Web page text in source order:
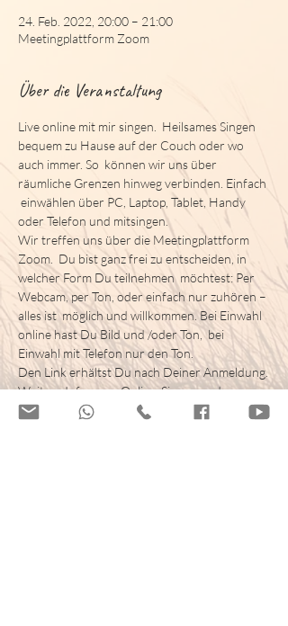
24. Feb. 2022, 20:00 – 21:00
Meetingplattform Zoom
Über die Veranstaltung
Live online mit mir singen.  Heilsames Singen
bequem zu Hause auf der Couch oder wo
auch immer. So  können wir uns über
räumliche Grenzen hinweg verbinden. Einfach
einwählen über PC, Laptop, Tablet, Handy
oder Telefon und mitsingen.
Wir treffen uns über die Meetingplattform
Zoom.  Du bist ganz frei zu entscheiden, in
welcher Form Du teilnehmen  möchtest: Per
Webcam, per Ton, oder einfach nur zuhören –
alles ist  möglich und willkommen. Bei Einwahl
online hast Du Bild und /oder Ton,  bei
Einwahl mit Telefon nur den Ton.
Den Link erhältst Du nach Deiner Anmeldung.
Weitere Infos zum Online-Singen und zur
Anwendung von Zoom